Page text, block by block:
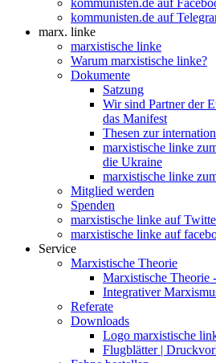
kommunisten.de auf
marx. linke
marxistische linke
Warum marxistische linke?
Dokumente
Satzung
Wir sind Partner der
das Manifest
Thesen zur
marxistische linke
die Ukraine
marxistische linke
Mitglied werden
Spenden
marxistische linke auf
marxistische linke auf
Service
Marxistische Theorie
Marxistische Theorie
Integrativer
Referate
Downloads
Logo marxistische
Flugblätter |